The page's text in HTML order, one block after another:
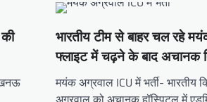
भारतीय टीम से बाहर चल रहे
फ्लाइट में चढ़ने के बाद अचानक
मयंक अग्रवाल ICU में भर्ती-